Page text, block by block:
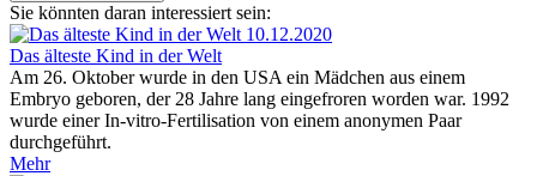
Sie könnten daran interessiert sein:
10.12.2020
Das älteste Kind in der Welt
Am 26. Oktober wurde in den USA ein Mädchen aus einem
Embryo geboren, der 28 Jahre lang eingefroren worden war. 1992
wurde einer In-vitro-Fertilisation von einem anonymen Paar
durchgeführt.
Mehr